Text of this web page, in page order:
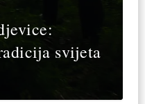
svijeta